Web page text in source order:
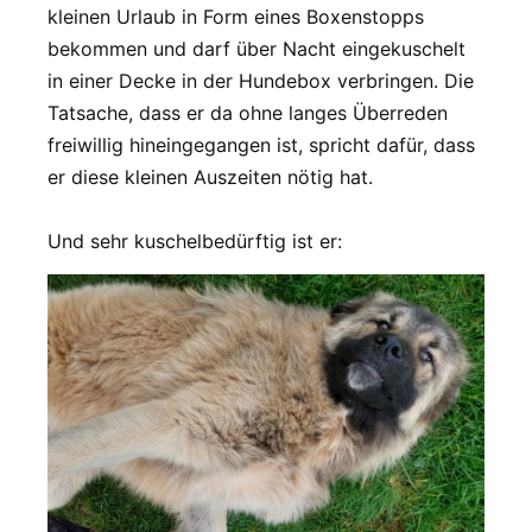
kleinen Urlaub in Form eines Boxenstopps
bekommen und darf über Nacht eingekuschelt
in einer Decke in der Hundebox verbringen. Die
Tatsache, dass er da ohne langes Überreden
freiwillig hineingegangen ist, spricht dafür, dass
er diese kleinen Auszeiten nötig hat.
Und sehr kuschelbedürftig ist er: